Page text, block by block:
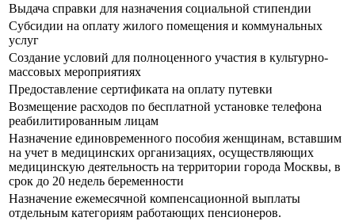
Выдача справки для назначения социальной стипендии
Субсидии на оплату жилого помещения и коммунальных
услуг
Создание условий для полноценного участия в культурно-
массовых мероприятиях
Предоставление сертификата на оплату путевки
Возмещение расходов по бесплатной установке телефона
реабилитированным лицам
Назначение единовременного пособия женщинам, вставшим
на учет в медицинских организациях, осуществляющих
медицинскую деятельность на территории города Москвы, в
срок до 20 недель беременности
Назначение ежемесячной компенсационной выплаты
отдельным категориям работающих пенсионеров.